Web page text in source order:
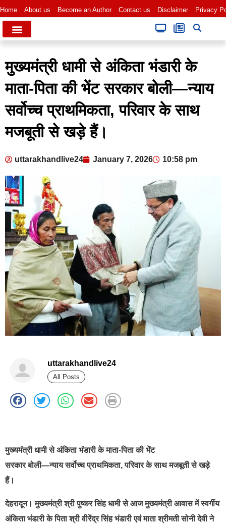
Home About us Become an Author Contact us Disclaimer Privacy
मुख्यमंत्री धामी से अंकिता भंडारी के
माता-पिता की भेंट सरकार बोली—न्याय
सर्वोच्च प्राथमिकता, परिवार के साथ
मजबूती से खड़े हैं।
uttarakhandlive24 January 7, 2026 10:58 pm
uttarakhandlive24
All Posts
मुख्यमंत्री धामी से अंकिता भंडारी के माता-पिता की भेंट
सरकार बोली—न्याय सर्वोच्च प्राथमिकता, परिवार के साथ मजबूती से खड़े
हैं।
देहरादून। मुख्यमंत्री श्री पुष्कर सिंह धामी से आज मुख्यमंत्री आवास में स्वर्गीय
अंकिता भंडारी के पिता श्री वीरेंद्र सिंह भंडारी एवं माता श्रीमती सोनी देवी ने